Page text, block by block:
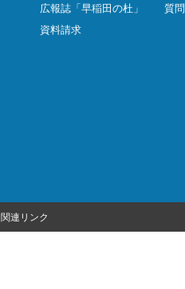
広報誌「早稲田の杜」
資料請求
質問
関連リンク